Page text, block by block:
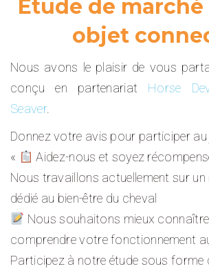
Étude de marché
objet
Nous avons le plaisir de vous
conçu en partenariat Horse
Seaver.
Donnez votre avis pour participer au
«
Aidez-nous et soyez
Nous travaillons actuellement sur
dédié au bien-être du cheval
Nous souhaitons mieux
comprendre votre fonctionnement
Participez à notre étude sous forme